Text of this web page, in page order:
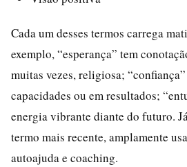
Cada um desses termos carrega
exemplo, “esperança” tem
muitas vezes, religiosa;
capacidades ou em resultados;
energia vibrante diante do futuro.
termo mais recente, amplamente
autoajuda e coaching.